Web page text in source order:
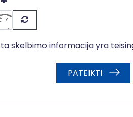
skelbimo informacija yra
PATEIKTI